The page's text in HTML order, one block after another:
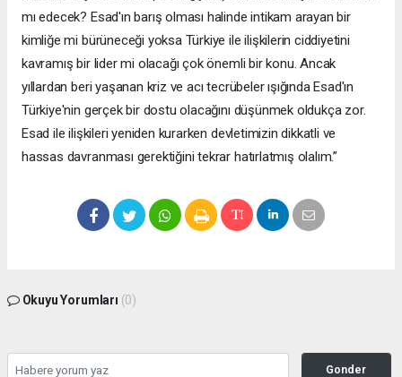
mı edecek? Esad'ın barış olması halinde intikam arayan bir
kimliğe mi bürüneceği yoksa Türkiye ile ilişkilerin ciddiyetini
kavramış bir lider mi olacağı çok önemli bir konu. Ancak
yıllardan beri yaşanan kriz ve acı tecrübeler ışığında Esad'ın
Türkiye'nin gerçek bir dostu olacağını düşünmek oldukça zor.
Esad ile ilişkileri yeniden kurarken devletimizin dikkatli ve
hassas davranması gerektiğini tekrar hatırlatmış olalım.”
Okuyu Yorumları (0)
Gonder